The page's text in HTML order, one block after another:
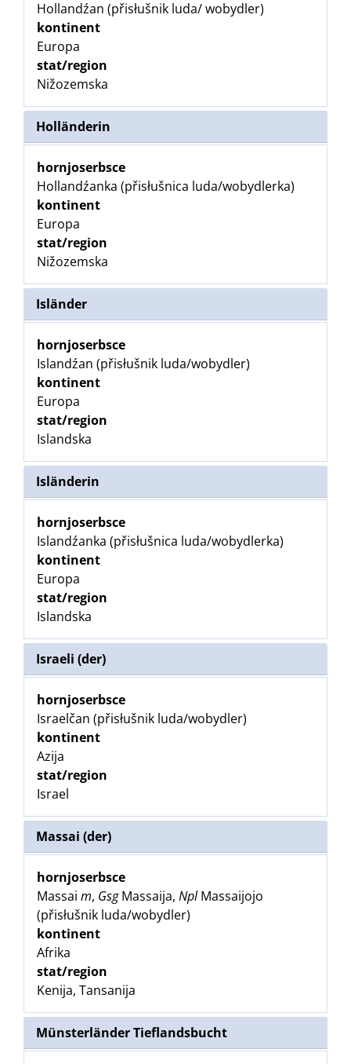
Hollandźan (přisłušnik luda/ wobydler)
kontinent
Europa
stat/region
Nižozemska
Holländerin
hornjoserbsce
Hollandźanka (přisłušnica luda/wobydlerka)
kontinent
Europa
stat/region
Nižozemska
Isländer
hornjoserbsce
Islandźan (přisłušnik luda/wobydler)
kontinent
Europa
stat/region
Islandska
Isländerin
hornjoserbsce
Islandźanka (přisłušnica luda/wobydlerka)
kontinent
Europa
stat/region
Islandska
Israeli (der)
hornjoserbsce
Israelčan (přisłušnik luda/wobydler)
kontinent
Azija
stat/region
Israel
Massai (der)
hornjoserbsce
Massai m, GsgMassaija, NplMassaijojo
(přisłušnik luda/wobydler)
kontinent
Afrika
stat/region
Kenija, Tansanija
Münsterländer Tieflandsbucht